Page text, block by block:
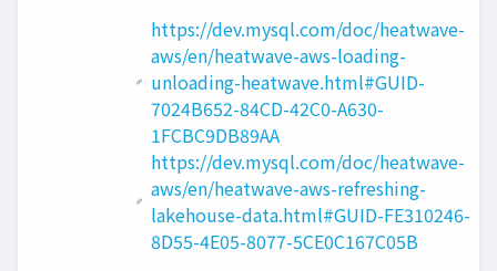
https://dev.mysql.com/doc/heatwave-
aws/en/heatwave-aws-loading-
unloading-heatwave.html#GUID-
7024B652-84CD-42C0-A630-
1FCBC9DB89AA
https://dev.mysql.com/doc/heatwave-
aws/en/heatwave-aws-refreshing-
lakehouse-data.html#GUID-FE310246-
8D55-4E05-8077-5CE0C167C05B